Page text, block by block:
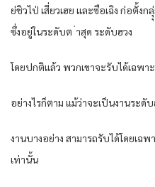
ย่ชิวไป่ เสี่ยวเฮย และซือเฉิง ก่อตั้งก
ซึ่งอยู่ในระดับต ่าสุด ระดับฮวง
โดยปกติแล้ว พวกเขาจะรับได้เฉพา
อย่างไรก็ตาม แม้ว่าจะเป็นงานระดั
งานบางอย่าง สามารถรับได้โดยเฉ
เท่านั้น